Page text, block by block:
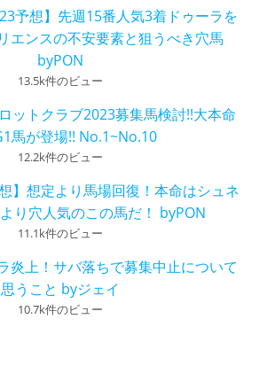
予想】先週15番人気3着ドゥーラを
エンスの不安要素と狙うべき穴馬
byPON
13.5k件のビュー
ットクラブ2023募集馬検討!!大本命
馬が登場!! No.1~No.10
12.2k件のビュー
】想定より馬場回復！本命はシュネ
り穴人気のこの馬だ！ byPON
11.1k件のビュー
炎上！サバ落ちで募集中止について
思うこと byジェイ
10.7k件のビュー